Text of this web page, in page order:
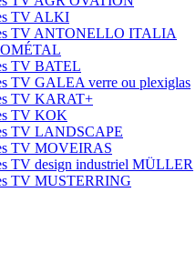
TV ALKI
TV ANTONELLO ITALIA
TV BATEL
TV GALEA verre ou plexiglas
TV KARAT+
TV KOK
TV LANDSCAPE
TV MOVEIRAS
TV design industriel MÜLLER
TV MUSTERRING